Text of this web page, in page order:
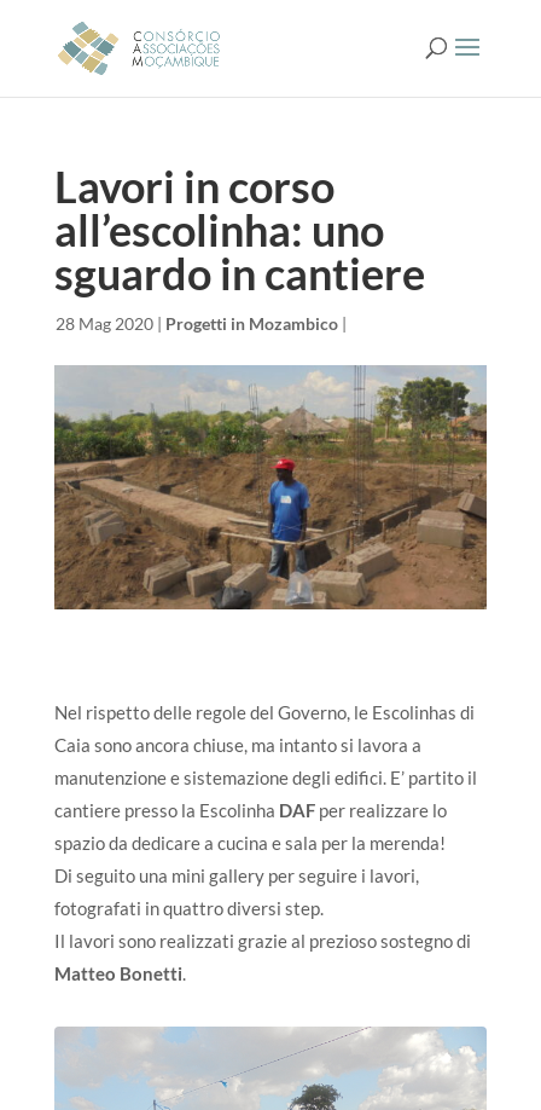
Lavori in corso
all’escolinha: uno
sguardo in cantiere
28 Mag 2020| Progetti in Mozambico|
Nel rispetto delle regole del Governo, le Escolinhas di
Caia sono ancora chiuse, ma intanto si lavora a
manutenzione e sistemazione degli edifici. E’ partito il
cantiere presso la Escolinha DAFper realizzare lo
spazio da dedicare a cucina e sala per la merenda!
Di seguito una mini gallery per seguire i lavori,
fotografati in quattro diversi step.
Il lavori sono realizzati grazie al prezioso sostegno di
Matteo Bonetti